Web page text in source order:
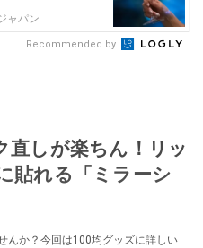
ャパン
Recommended by
直しが楽ちん！リッ
貼れる「ミラーシ
んか？今回は100均グッズに詳しい